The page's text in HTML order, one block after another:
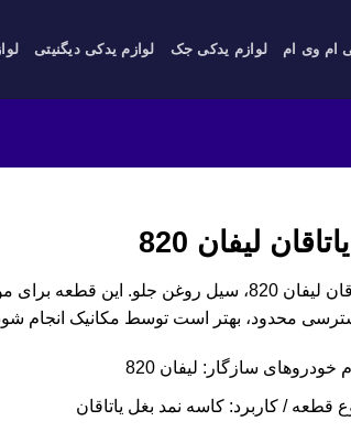
ام وی ام لوازم یدکی جک لوازم یدکی دیگنیتی
لیفان 820
محدود، بهتر است توسط مکانیک انجام
خودروهای سازگار: لیفان 820
قطعه / کاربرد: کاسه نمد بغل یاتاقان